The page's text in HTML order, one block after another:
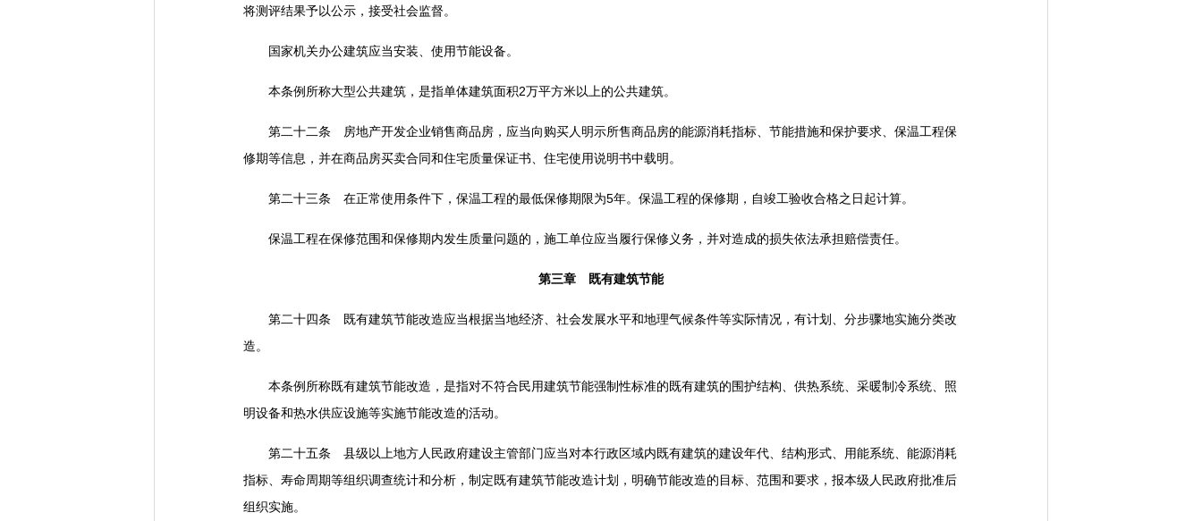
将测评结果予以公示，接受社会监督。
国家机关办公建筑应当安装、使用节能设备。
本条例所称大型公共建筑，是指单体建筑面积2万平方米以上的公共建筑。
第二十二条 房地产开发企业销售商品房，应当向购买人明示所售商品房的能源消耗指标、节能措施和保护要求、保温工程保
修期等信息，并在商品房买卖合同和住宅质量保证书、住宅使用说明书中载明。
第二十三条 在正常使用条件下，保温工程的最低保修期限为5年。保温工程的保修期，自竣工验收合格之日起计算。
保温工程在保修范围和保修期内发生质量问题的，施工单位应当履行保修义务，并对造成的损失依法承担赔偿责任。
第三章 既有建筑节能
第二十四条 既有建筑节能改造应当根据当地经济、社会发展水平和地理气候条件等实际情况，有计划、分步骤地实施分类改
造。
本条例所称既有建筑节能改造，是指对不符合民用建筑节能强制性标准的既有建筑的围护结构、供热系统、采暖制冷系统、照
明设备和热水供应设施等实施节能改造的活动。
第二十五条 县级以上地方人民政府建设主管部门应当对本行政区域内既有建筑的建设年代、结构形式、用能系统、能源消耗
指标、寿命周期等组织调查统计和分析，制定既有建筑节能改造计划，明确节能改造的目标、范围和要求，报本级人民政府批准后
组织实施。